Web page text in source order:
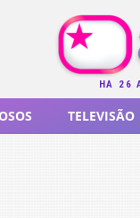
HÁ 26
TELEVISÃO